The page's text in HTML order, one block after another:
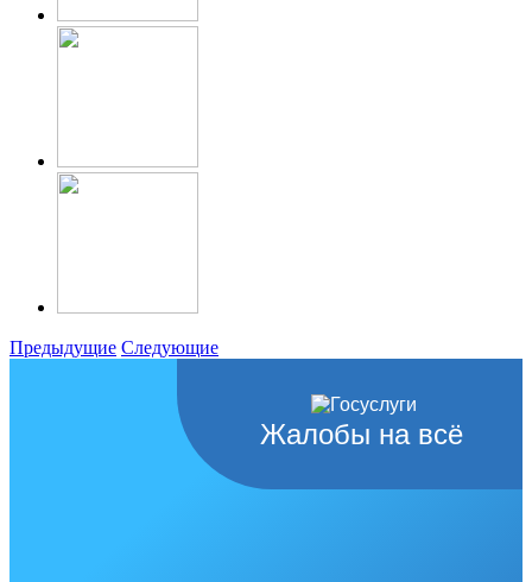
Предыдущие Следующие
Жалобы на всё